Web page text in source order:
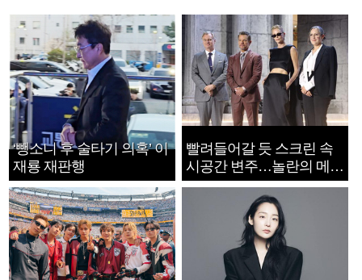
‘뺑소니 후 술타기 의혹’ 이
재룡 재판행
빨려들어갈 듯 스크린 속
시공간 변주…놀란의 메시
지는 ‘전쟁 속죄’